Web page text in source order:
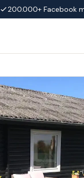
200.000+ Facebook